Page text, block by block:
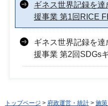
ギネス世界記録を達
援事業 第1回RICE
ギネス世界記録を達
援事業 第2回SDGs
トップページ > 府政運営・統計 > 施